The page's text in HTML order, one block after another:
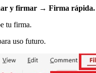
y firmar → Firma rápida.
tu firma.
uso futuro.